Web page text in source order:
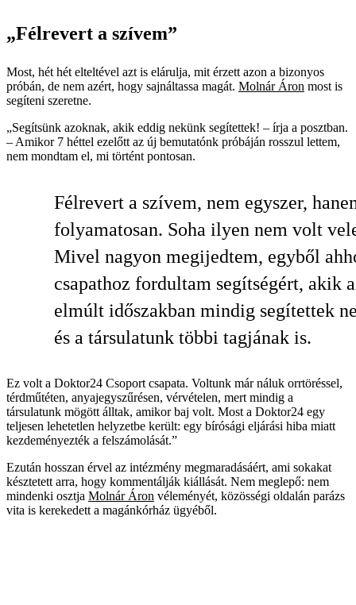
„Félrevert a szívem”
Most, hét hét elteltével azt is elárulja, mit érzett azon a bizonyos
próbán, de nem azért, hogy sajnáltassa magát. Molnár Áron most is
segíteni szeretne.
„Segítsünk azoknak, akik eddig nekünk segítettek! – írja a posztban.
– Amikor 7 héttel ezelőtt az új bemutatónk próbáján rosszul lettem,
nem mondtam el, mi történt pontosan.
Félrevert a szívem, nem egyszer,
folyamatosan. Soha ilyen nem volt
Mivel nagyon megijedtem, egyből
csapathoz fordultam segítségért, akik
elmúlt időszakban mindig segítettek
és a társulatunk többi tagjának is.
Ez volt a Doktor24 Csoport csapata. Voltunk már náluk orrtöréssel,
térdműtéten, anyajegyszűrésen, vérvételen, mert mindig a
társulatunk mögött álltak, amikor baj volt. Most a Doktor24 egy
teljesen lehetetlen helyzetbe került: egy bírósági eljárási hiba miatt
kezdeményezték a felszámolását.”
Ezután hosszan érvel az intézmény megmaradásáért, ami sokakat
késztetett arra, hogy kommentálják kiállását. Nem meglepő: nem
mindenki osztja Molnár Áron véleményét, közösségi oldalán parázs
vita is kerekedett a magánkórház ügyéből.